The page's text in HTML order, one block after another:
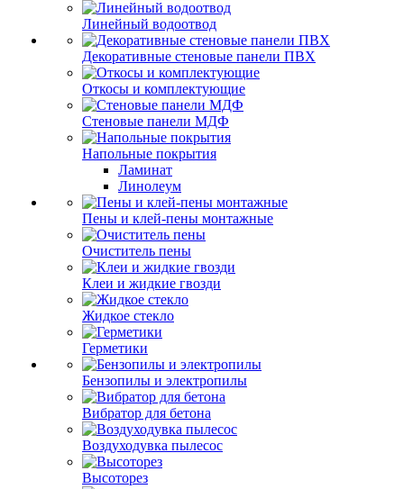
Линейный водоотвод
Декоративные стеновые панели ПВХ
Откосы и комплектующие
Стеновые панели МДФ
Напольные покрытия
Ламинат
Линолеум
Пены и клей-пены монтажные
Очиститель пены
Клеи и жидкие гвозди
Жидкое стекло
Герметики
Бензопилы и электропилы
Вибратор для бетона
Воздуходувка пылесос
Высоторез